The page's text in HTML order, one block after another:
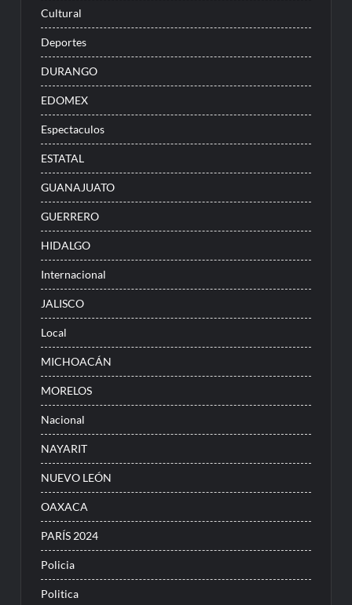
Cultural
Deportes
DURANGO
EDOMEX
Espectaculos
ESTATAL
GUANAJUATO
GUERRERO
HIDALGO
Internacional
JALISCO
Local
MICHOACÁN
MORELOS
Nacional
NAYARIT
NUEVO LEÓN
OAXACA
PARÍS 2024
Policia
Politica